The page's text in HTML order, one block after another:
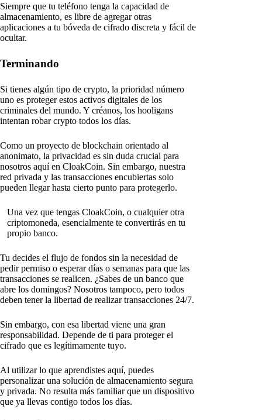
Siempre que tu teléfono tenga la capacidad de
almacenamiento, es libre de agregar otras
aplicaciones a tu bóveda de cifrado discreta y fácil de
ocultar.
Terminando
Si tienes algún tipo de crypto, la prioridad número
uno es proteger estos activos digitales de los
criminales del mundo. Y créanos, los hooligans
intentan robar crypto todos los días.
Como un proyecto de blockchain orientado al
anonimato, la privacidad es sin duda crucial para
nosotros aquí en CloakCoin. Sin embargo, nuestra
red privada y las transacciones encubiertas solo
pueden llegar hasta cierto punto para protegerlo.
Una vez que tengas CloakCoin, o cualquier otra
criptomoneda, esencialmente te convertirás en tu
propio banco.
Tu decides el flujo de fondos sin la necesidad de
pedir permiso o esperar días o semanas para que las
transacciones se realicen. ¿Sabes de un banco que
abre los domingos? Nosotros tampoco, pero todos
deben tener la libertad de realizar transacciones 24/7.
Sin embargo, con esa libertad viene una gran
responsabilidad. Depende de ti para proteger el
cifrado que es legítimamente tuyo.
Al utilizar lo que aprendistes aquí, puedes
personalizar una solución de almacenamiento segura
y privada. No resulta más familiar que un dispositivo
que ya llevas contigo todos los días.